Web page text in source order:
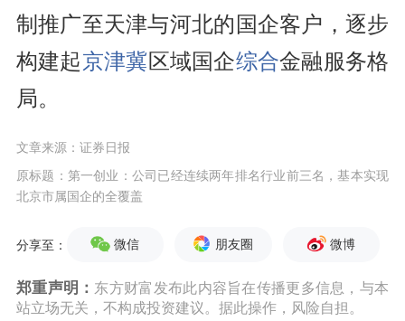
制推广至天津与河北的国企客户，逐步
构建起京津冀区域国企综合金融服务格
局。
文章来源：证券日报
原标题：第一创业：公司已经连续两年排名行业前三名，基本实现
北京市属国企的全覆盖
分享至： 微信 朋友圈 微博
郑重声明： 东方财富发布此内容旨在传播更多信息，与本
站立场无关，不构成投资建议。据此操作，风险自担。